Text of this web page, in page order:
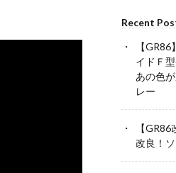
Recent
【
イドＦ
あの色
レー
【
改良！